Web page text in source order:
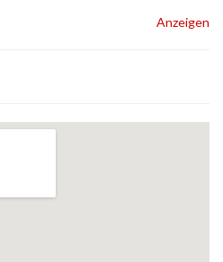
Anzeigen